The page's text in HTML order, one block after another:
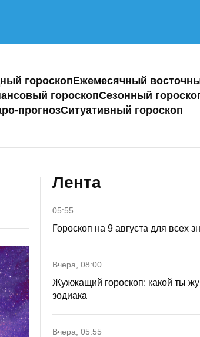
гороскопЕжемесячный
гороскопСезонный
прогнозСитуативный гороскоп
Лента
05:55
Гороскоп на 9 августа для всех
Вчера, 08:00
Жужжащий гороскоп: какой ты
зодиака
Вчера, 05:55